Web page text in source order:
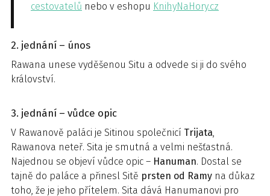
cestovatelů nebo v eshopu KnihyNaHory.cz
2. jednání – únos
Rawana unese vyděšenou Situ a odvede si ji do svého
království.
3. jednání – vůdce opic
V Rawanově paláci je Sitinou společnicí Trijata,
Rawanova neteř. Sita je smutná a velmi nešťastná.
Najednou se objeví vůdce opic – Hanuman. Dostal se
tajně do paláce a přinesl Sitě prsten od Ramy na důkaz
toho, že je jeho přítelem. Sita dává Hanumanovi pro